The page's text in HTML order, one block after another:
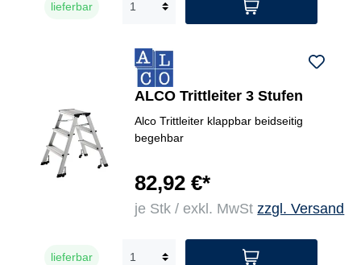
lieferbar
ALCO Trittleiter 3 Stufen
Alco Trittleiter klappbar beidseitig
begehbar
82,92 €*
je Stk / exkl. MwStzzgl. Versand
lieferbar